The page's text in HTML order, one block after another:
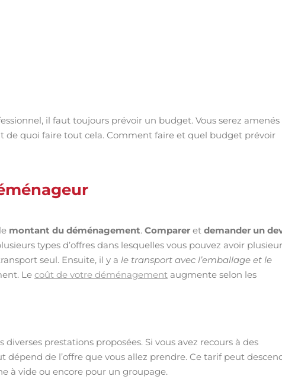
il faut toujours prévoir un budget. Vous serez amenés
de quoi faire tout cela. Comment faire et quel budget prévoir
montant du déménagement. Comparer et demander un
types d’offres dans lesquelles vous pouvez avoir
seul. Ensuite, il y a le transport avec l’emballage et le
Le coût de votre déménagement augmente selon les
prestations proposées. Si vous avez recours à des
dépend de l’offre que vous allez prendre. Ce tarif peut
à vide ou encore pour un groupage.